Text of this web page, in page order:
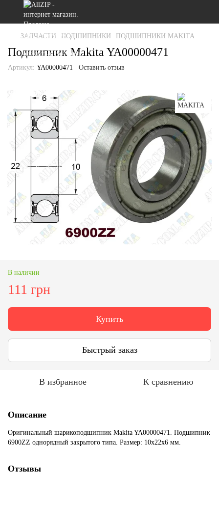
ЗАПЧАСТИ ПОДШИПНИКИ ПОДШИПНИКИ MAKITA
Подшипник Makita YA00000471
Артикул: YA00000471 Оставить отзыв
В наличии
111 грн
Купить
Быстрый заказ
В избранное К сравнению
Описание
Оригинальный шарикоподшипник Makita YA00000471. Подшипник
6900ZZ однорядный закрытого типа. Размер: 10x22x6 мм.
Отзывы